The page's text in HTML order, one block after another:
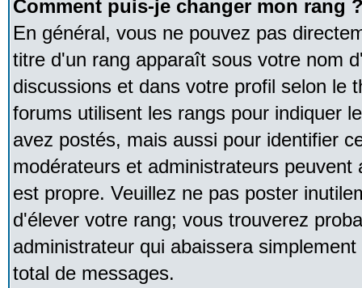
Comment puis-je changer mon rang
En général, vous ne pouvez pas
titre d'un rang apparaît sous votre nom
discussions et dans votre profil selon le
forums utilisent les rangs pour indiquer
avez postés, mais aussi pour identifier
modérateurs et administrateurs
est propre. Veuillez ne pas poster
d'élever votre rang; vous trouverez
administrateur qui abaissera
total de messages.